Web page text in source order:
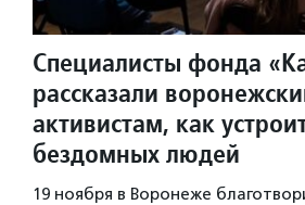
Специалисты фонда
рассказали
активистам, как
бездомных людей
19 ноября в Воронеже